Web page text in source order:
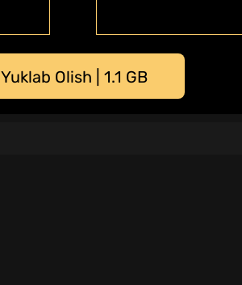
Yuklab Olish | 1.1 GB